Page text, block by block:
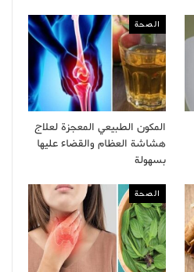
الصحة
المكون الطبيعي المعجزة لعلاج
هشاشة العظام والقضاء عليها
بسهولة
الصحة